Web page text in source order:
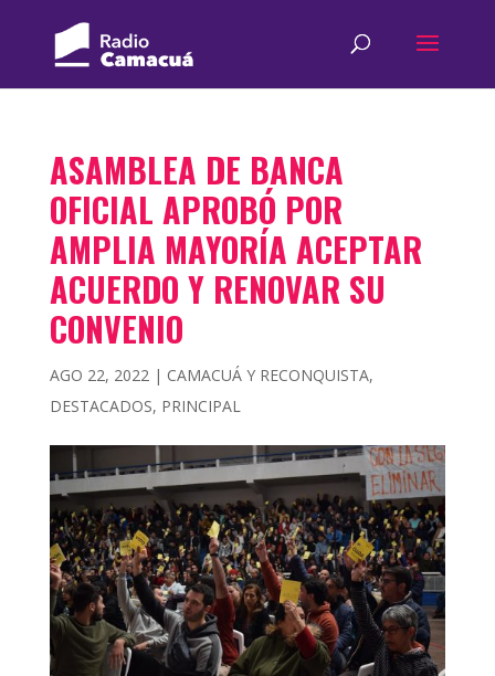
ASAMBLEA DE BANCA
OFICIAL APROBÓ POR
AMPLIA MAYORÍA ACEPTAR
ACUERDO Y RENOVAR SU
CONVENIO
AGO 22, 2022| CAMACUÁ Y RECONQUISTA,
DESTACADOS, PRINCIPAL